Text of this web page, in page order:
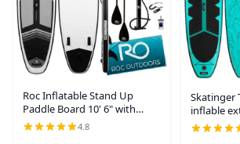
Roc Inflatable Stand Up
Paddle Board 10' 6" with
Premium SUP Paddle Board
Accessories, Wide Stable
4.8
Skatinger
inflable
34
de pie de